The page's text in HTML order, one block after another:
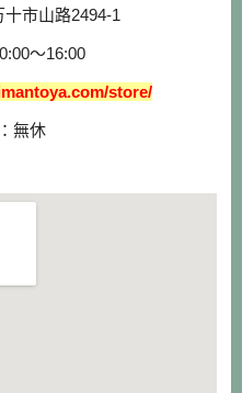
市山路2494-1
～16:00
store/
無休